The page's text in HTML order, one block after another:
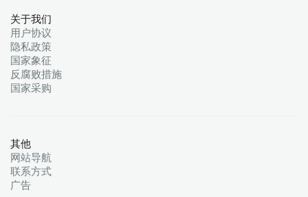
关于我们
用户协议
隐私政策
国家象征
反腐败措施
国家采购
其他
网站导航
联系方式
广告